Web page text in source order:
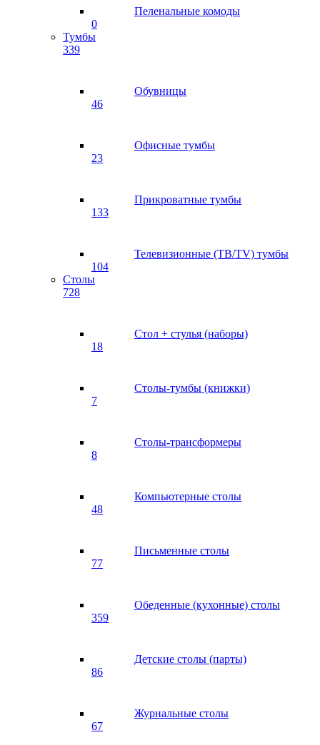
Пеленальные комоды
0
Тумбы
339
Обувницы
46
Офисные тумбы
23
Прикроватные тумбы
133
Телевизионные (ТВ/TV) тумбы
104
Столы
728
Стол + стулья (наборы)
18
Столы-тумбы (книжки)
7
Столы-трансформеры
8
Компьютерные столы
48
Письменные столы
77
Обеденные (кухонные) столы
359
Детские столы (парты)
86
Журнальные столы
67